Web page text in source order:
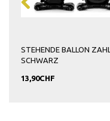
STEHENDE BALLON
SCHWARZ
13,90CHF